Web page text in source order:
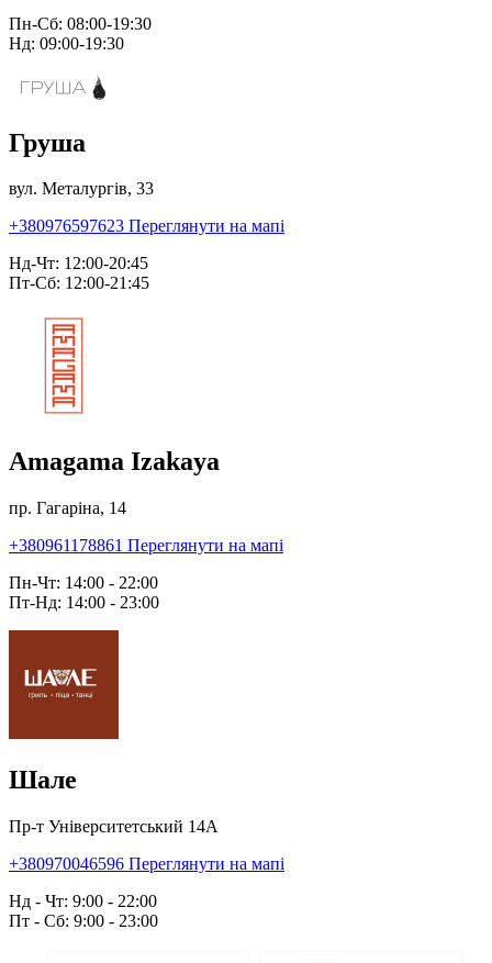
Пн-Сб: 08:00-19:30
Нд: 09:00-19:30
Груша
вул. Металургів, 33
+380976597623 Переглянути на мапі
Нд-Чт: 12:00-20:45
Пт-Сб: 12:00-21:45
Amagama Izakaya
пр. Гагаріна, 14
+380961178861 Переглянути на мапі
Пн-Чт: 14:00 - 22:00
Пт-Нд: 14:00 - 23:00
Шале
Пр-т Університетський 14А
+380970046596 Переглянути на мапі
Нд - Чт: 9:00 - 22:00
Пт - Сб: 9:00 - 23:00